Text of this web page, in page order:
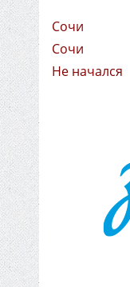
Сочи
Сочи
Не начался